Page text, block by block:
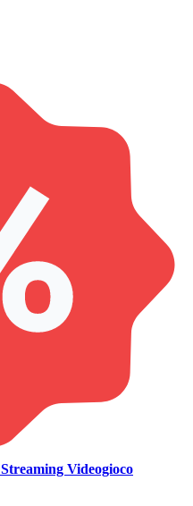
Streaming Videogioco